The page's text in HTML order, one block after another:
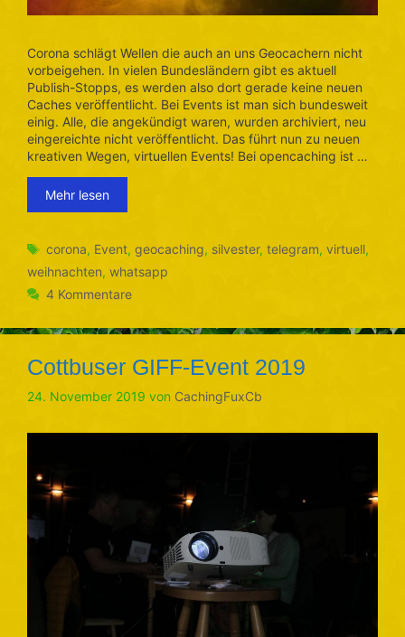
Corona schlägt Wellen die auch an uns Geocachern nicht
vorbeigehen. In vielen Bundesländern gibt es aktuell
Publish-Stopps, es werden also dort gerade keine neuen
Caches veröffentlicht. Bei Events ist man sich bundesweit
einig. Alle, die angekündigt waren, wurden archiviert, neu
eingereichte nicht veröffentlicht. Das führt nun zu neuen
kreativen Wegen, virtuellen Events! Bei opencaching ist …
Mehr lesen
Schlagwörter
corona, Event,geocaching, silvester,telegram,virtuell,
weihnachten, whatsapp
4 Kommentare
Cottbuser GIFF-Event 2019
24. November 2019 von CachingFuxCb